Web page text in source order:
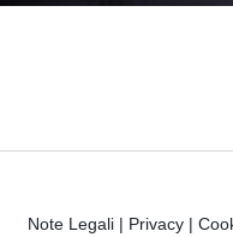
Note Legali | Privacy |